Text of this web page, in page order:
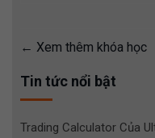
Xem thêm khóa học
Tin tức nổi bật
Trading Calculator Của